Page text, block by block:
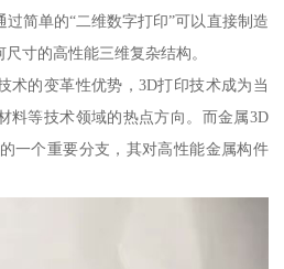
简单的“二维数字打印”可以直接制造
寸的高性能三维复杂结构。
术的变革性优势，3D打印技术成为当
料等技术领域的热点方向。而金属3D
一个重要分支，其对高性能金属构件